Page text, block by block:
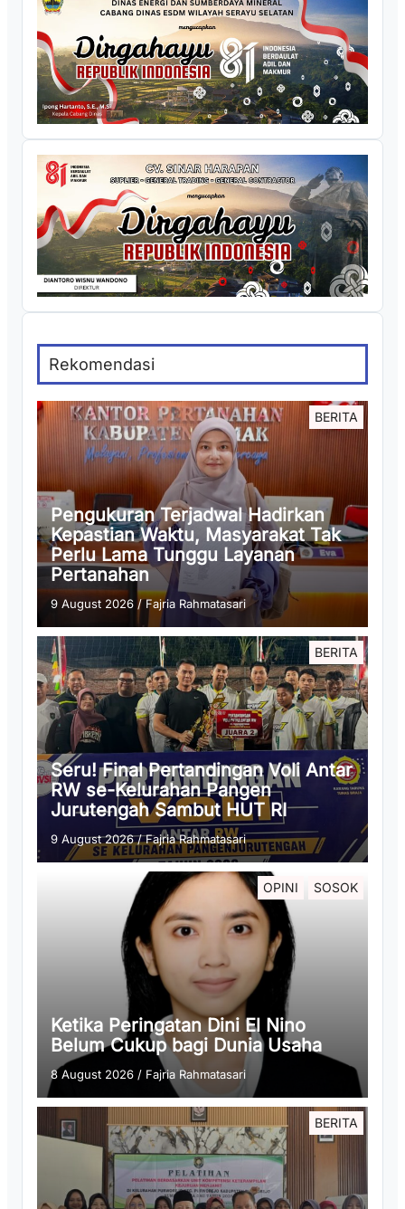
Rekomendasi
BERITA
Pengukuran Terjadwal Hadirkan
Kepastian Waktu, Masyarakat Tak
Perlu Lama Tunggu Layanan
Pertanahan
9 August 2026 /Fajria Rahmatasari
BERITA
Seru! Final Pertandingan Voli Antar
RW se-Kelurahan Pangen
Jurutengah Sambut HUT RI
9 August 2026/Fajria Rahmatasari
OPINI SOSOK
Ketika Peringatan Dini El Nino
Belum Cukup bagi Dunia Usaha
8 August 2026 / Fajria Rahmatasari
BERITA